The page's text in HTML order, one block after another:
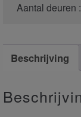
Aantal deuren :
Beschrijving